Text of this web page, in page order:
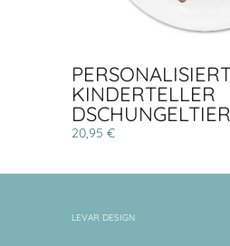
KINDERTELLER
20,95 €
LEVAR DESIGN